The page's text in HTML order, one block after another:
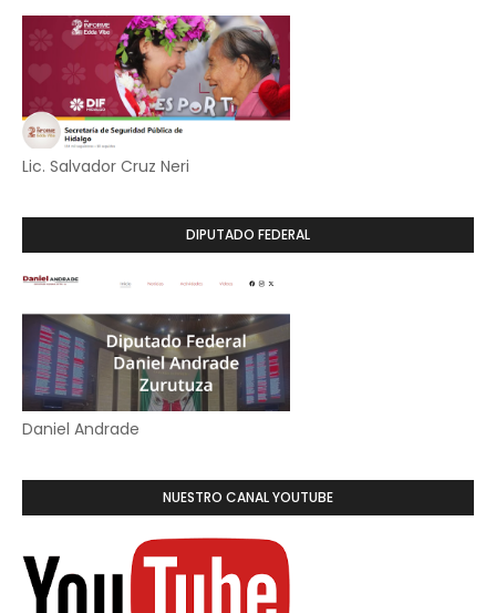
Lic. Salvador Cruz Neri
DIPUTADO FEDERAL
Daniel Andrade
NUESTRO CANAL YOUTUBE